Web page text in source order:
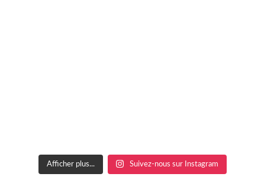
Afficher plus... Suivez-nous sur Instagram